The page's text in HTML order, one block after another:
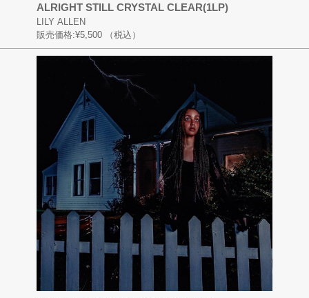
ALRIGHT STILL CRYSTAL CLEAR(1LP)
LILY ALLEN
販売価格:¥5,500 （税込）